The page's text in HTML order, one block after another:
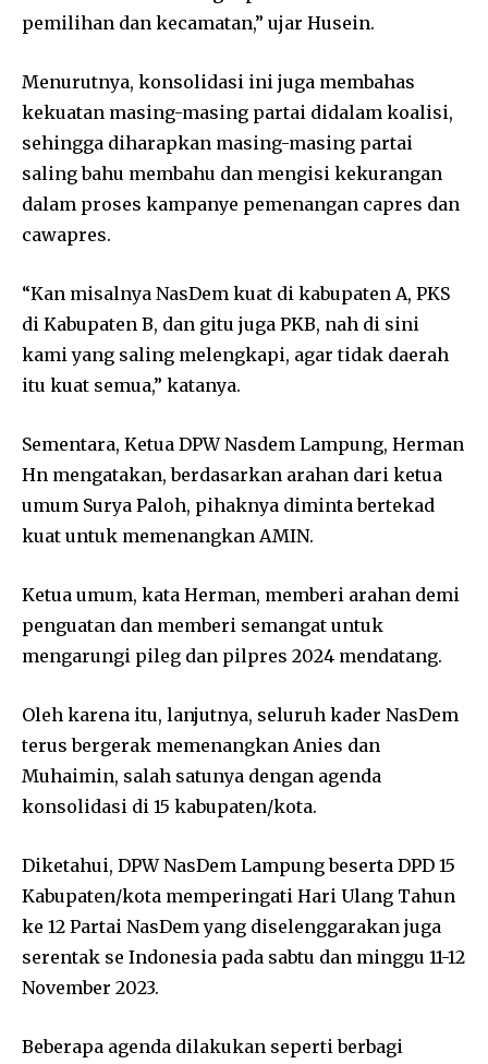
pemilihan dan kecamatan,” ujar Husein.
Menurutnya, konsolidasi ini juga membahas
kekuatan masing-masing partai didalam koalisi,
sehingga diharapkan masing-masing partai
saling bahu membahu dan mengisi kekurangan
dalam proses kampanye pemenangan capres dan
cawapres.
“Kan misalnya NasDem kuat di kabupaten A, PKS
di Kabupaten B, dan gitu juga PKB, nah di sini
kami yang saling melengkapi, agar tidak daerah
itu kuat semua,” katanya.
Sementara, Ketua DPW Nasdem Lampung, Herman
Hn mengatakan, berdasarkan arahan dari ketua
umum Surya Paloh, pihaknya diminta bertekad
kuat untuk memenangkan AMIN.
Ketua umum, kata Herman, memberi arahan demi
penguatan dan memberi semangat untuk
mengarungi pileg dan pilpres 2024 mendatang.
Oleh karena itu, lanjutnya, seluruh kader NasDem
terus bergerak memenangkan Anies dan
Muhaimin, salah satunya dengan agenda
konsolidasi di 15 kabupaten/kota.
Diketahui, DPW NasDem Lampung beserta DPD 15
Kabupaten/kota memperingati Hari Ulang Tahun
ke 12 Partai NasDem yang diselenggarakan juga
serentak se Indonesia pada sabtu dan minggu 11-12
November 2023.
Beberapa agenda dilakukan seperti berbagi